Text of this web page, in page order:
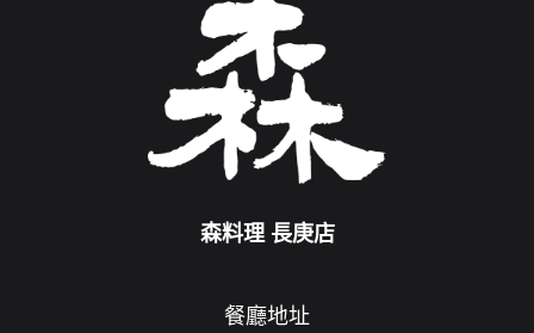
森料理 長庚店
餐廳地址